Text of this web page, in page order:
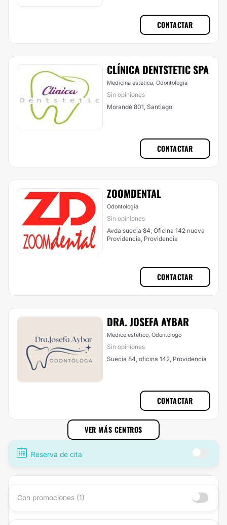
CONTACTAR
CLÍNICA DENTSTETIC SPA
Medicina estética, Odontología
Sin opiniones
Morandé 801, Santiago
CONTACTAR
ZOOMDENTAL
Odontología
Sin opiniones
Avda suecia 84, Oficina 142 nueva
Providencia, Providencia
CONTACTAR
DRA. JOSEFA AYBAR
Médico estético, Odontólogo
Sin opiniones
Suecia 84, oficina 142, Providencia
CONTACTAR
VER MÁS CENTROS
Reserva de cita
Con promociones (1)